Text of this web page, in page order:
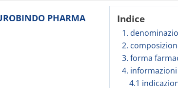
Indice
1.
2.
3. forma
4.
4.1
PHARMA